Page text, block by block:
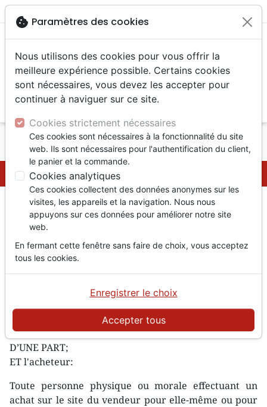
menu
Accueil Conditions générales de vente
Conditions générales de vente
Conditions générales de vente
Champ d'application
Les présentes conditions générales de vente
définissent la relation contractuelle
ENTRE le vendeur:
L'ASBL Le Bon Livre ASBL, Rue du Moniteur, 7 – 1000
Bruxelles Belgique, pour les commandes effectuées
par des clients domiciliés en Belgique.
D’UNE PART;
ET l'acheteur:
Toute personne physique ou morale effectuant un
achat sur le site du vendeur pour elle-même ou pour
cookie Paramètres des cookies
Nous utilisons des cookies pour vous offrir la
meilleure expérience possible. Certains cookies
sont nécessaires, vous devez les accepter pour
continuer à naviguer sur ce site.
Cookies strictement nécessaires
Ces cookies sont nécessaires à la fonctionnalité du site
web. Ils sont nécessaires pour l'authentification du client,
le panier et la commande.
Cookies analytiques
Ces cookies collectent des données anonymes sur les
visites, les appareils et la navigation. Nous nous
appuyons sur ces données pour améliorer notre site
web.
En fermant cette fenêtre sans faire de choix, vous acceptez
tous les cookies.
Accepter tous
Enregistrer le choix